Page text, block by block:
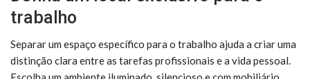
trabalho
Separar um espaço específico para o trabalho ajuda a criar uma
distinção clara entre as tarefas profissionais e a vida pessoal.